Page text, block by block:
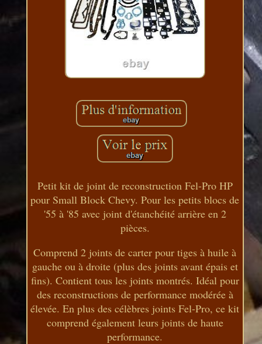
Petit kit de joint de reconstruction Fel-Pro HP
pour Small Block Chevy. Pour les petits blocs de
'55 à '85 avec joint d'étanchéité arrière en 2
pièces.
Comprend 2 joints de carter pour tiges à huile à
gauche ou à droite (plus des joints avant épais et
fins). Contient tous les joints montrés. Idéal pour
des reconstructions de performance modérée à
élevée. En plus des célèbres joints Fel-Pro, ce kit
comprend également leurs joints de haute
performance.